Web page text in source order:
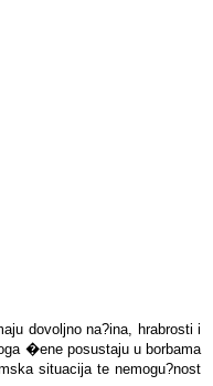
dovoljno na?ina, hrabrosti i
�ene posustaju u borbama
situacija te nemogu?nost